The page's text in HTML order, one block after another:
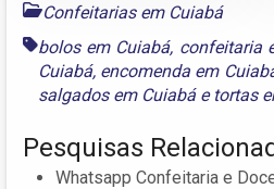
Confeitarias em Cuiabá
bolos em Cuiabá, confeitaria
Cuiabá, encomenda em
salgados em Cuiabáe tortas
Pesquisas
Whatsapp Confeitaria e